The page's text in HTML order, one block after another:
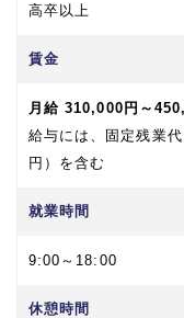
高卒以上
賃金
月給 310,000円～
給与には、固定残業
円）を含む
就業時間
9:00～18:00
休憩時間